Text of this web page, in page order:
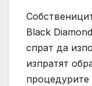
Black
спрат да
изпратят
процедурите